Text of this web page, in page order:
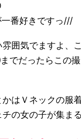
番好きですっ///
囲気でますよ、
だったらこの撮
はＶネックの服
チの女の子が集ま